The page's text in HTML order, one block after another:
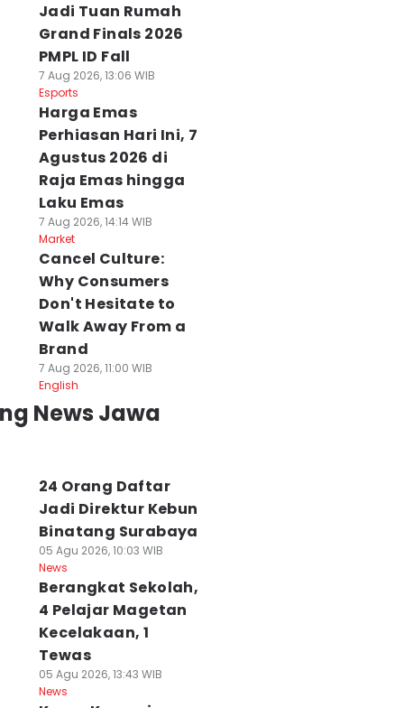
Jadi Tuan Rumah
Grand Finals 2026
PMPL ID Fall
7 Aug 2026, 13:06 WIB
Esports
Harga Emas
Perhiasan Hari Ini, 7
Agustus 2026 di
Raja Emas hingga
Laku Emas
7 Aug 2026, 14:14 WIB
Market
Cancel Culture:
Why Consumers
Don't Hesitate to
Walk Away From a
Brand
7 Aug 2026, 11:00 WIB
English
News Jawa
24 Orang Daftar
Jadi Direktur Kebun
Binatang Surabaya
05 Agu 2026, 10:03 WIB
News
Berangkat Sekolah,
4 Pelajar Magetan
Kecelakaan, 1
Tewas
05 Agu 2026, 13:43 WIB
News